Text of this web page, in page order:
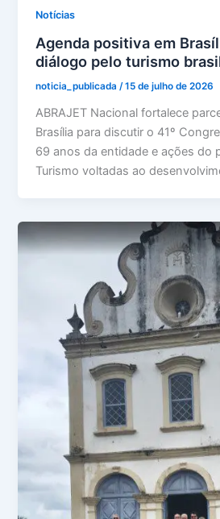
Notícias
Agenda positiva em
diálogo pelo turismo
noticia_publicada/15 de julho de 2026
ABRAJET Nacional fortalece
Brasília para discutir o 41º
69 anos da entidade e ações do
Turismo voltadas ao